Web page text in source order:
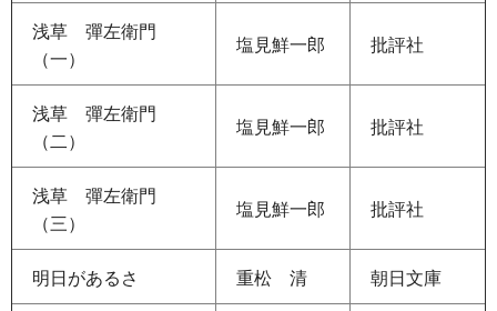
浅草 彈左衛門
（一）
塩見鮮一郎 批評社
浅草 彈左衛門
（二）
塩見鮮一郎 批評社
浅草 彈左衛門
（三）
塩見鮮一郎 批評社
明日があるさ 重松 清 朝日文庫